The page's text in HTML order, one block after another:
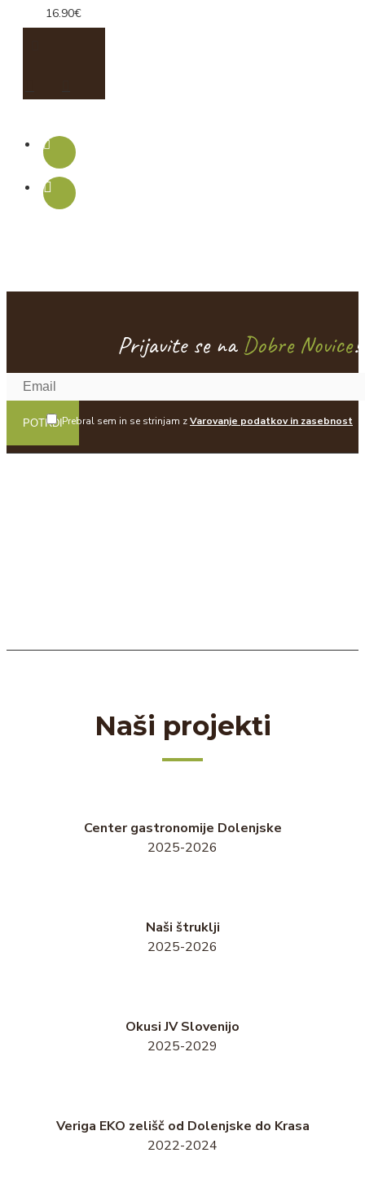
16.90€
Prijavite se naDobre Novice!
POTRDIPrebral sem in se strinjam zVarovanje podatkov in zasebnost
Naši projekti
Center gastronomije Dolenjske
2025-2026
Naši štruklji
2025-2026
Okusi JV Slovenijo
2025-2029
Veriga EKO zelišč od Dolenjske do Krasa
2022-2024